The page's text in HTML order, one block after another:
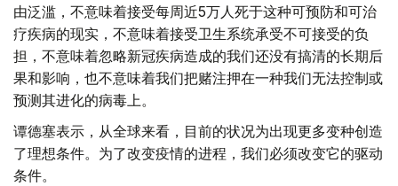
由泛滥，不意味着接受每周近5万人死于这种可预防和可治
疗疾病的现实，不意味着接受卫生系统承受不可接受的负
担，不意味着忽略新冠疾病造成的我们还没有搞清的长期后
果和影响，也不意味着我们把赌注押在一种我们无法控制或
预测其进化的病毒上。
谭德塞表示，从全球来看，目前的状况为出现更多变种创造
了理想条件。为了改变疫情的进程，我们必须改变它的驱动
条件。